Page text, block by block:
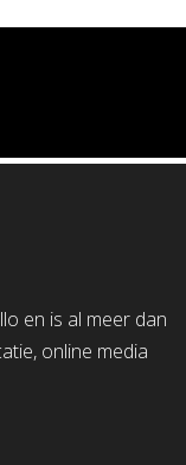
en is al meer dan
online media